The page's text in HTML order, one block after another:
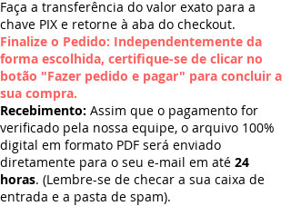
Faça a transferência do valor exato para a
chave PIX e retorne à aba do checkout.
Finalize o Pedido: Independentemente da
forma escolhida, certifique-se de clicar no
botão "Fazer pedido e pagar" para concluir a
sua compra.
Recebimento: Assim que o pagamento for
verificado pela nossa equipe, o arquivo 100%
digital em formato PDF será enviado
diretamente para o seu e-mail em até 24
horas. (Lembre-se de checar a sua caixa de
entrada e a pasta de spam).